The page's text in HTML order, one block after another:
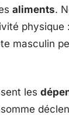
aliments.
masculin
les